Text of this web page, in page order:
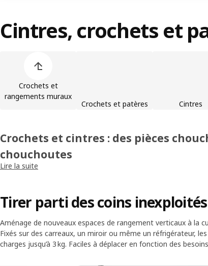
Cintres, crochets et
Crochets et
rangements muraux
Crochets et patères Cintres
Crochets et cintres : des pièces
chouchoutes
Nos crochets et cintres apportent de l’ordre à toutes tes
notre large choix de cintres : tu as l’embarras du choix pour
Lire la suite
Tirer parti des coins inexploités
Aménage de nouveaux espaces de rangement verticaux à la
Fixés sur des carreaux, un miroir ou même un réfrigérateur,
charges jusqu’à 3 kg. Faciles à déplacer en fonction des